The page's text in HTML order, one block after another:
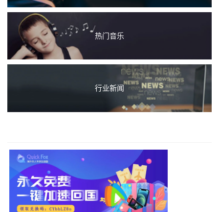
热门音乐
行业新闻